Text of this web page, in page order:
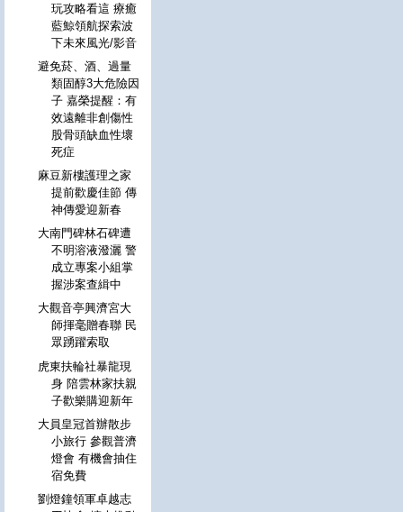
玩攻略看這 療癒
藍鯨領航探索波
下未來風光/影音
避免菸、酒、過量
類固醇3大危險因
子 嘉榮提醒：有
效遠離非創傷性
股骨頭缺血性壞
死症
麻豆新樓護理之家
提前歡慶佳節 傳
神傳愛迎新春
大南門碑林石碑遭
不明溶液潑灑 警
成立專案小組掌
握涉案查緝中
大觀音亭興濟宮大
師揮毫贈春聯 民
眾踴躍索取
虎東扶輪社暴龍現
身 陪雲林家扶親
子歡樂購迎新年
大員皇冠首辦散步
小旅行 參觀普濟
燈會 有機會抽住
宿免費
劉燈鐘領軍卓越志